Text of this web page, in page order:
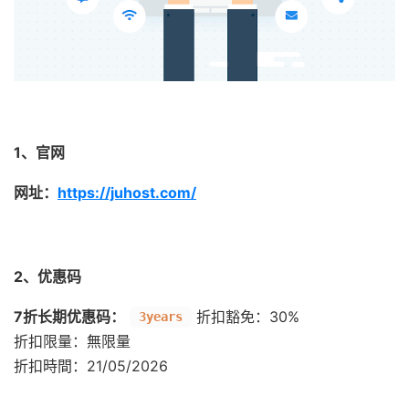
1、官网
网址： https://juhost.com/
2、优惠码
7折长期优惠码： 3years
折扣豁免：30%
折扣限量：無限量
折扣時間：21/05/2026